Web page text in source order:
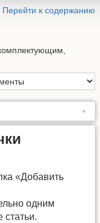
Перейти к содержанию
«Добавить
одним